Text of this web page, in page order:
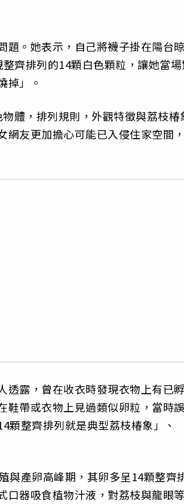
題。她表示，自己將襪子掛在陽台
齊排列的14顆白色顆粒，讓她當
掉」。
體，排列規則，外觀特徵與荔枝椿
網友更加擔心可能已入侵住家空間
透露，曾在收衣時發現衣物上有已
鞋帶或衣物上見過類似卵粒，當時
顆整齊排列就是典型荔枝椿象」、
與產卵高峰期，其卵多呈14顆整齊
口器吸食植物汁液，對荔枝與龍眼